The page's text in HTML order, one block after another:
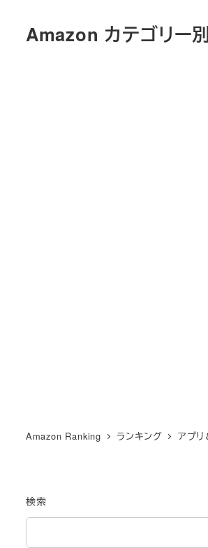
Amazon カテゴリー
Amazon Ranking ランキング アプリ
検索